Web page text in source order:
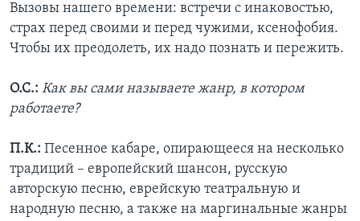
Вызовы нашего времени: встречи с инаковостью,
страх перед своими и перед чужими, ксенофобия.
Чтобы их преодолеть, их надо познать и пережить.
О.С.: Как вы сами называете жанр, в котором
работаете?
П.К.: Песенное кабаре, опирающееся на несколько
традиций – европейский шансон, русскую
авторскую песню, еврейскую театральную и
народную песню, а также на маргинальные жанры